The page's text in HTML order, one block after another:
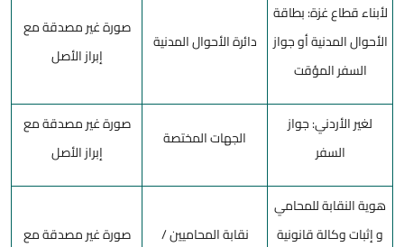
لأبناء قطاع غزة: بطاقة
الأحوال المدنية أو جواز
السفر المؤقت
دائرة الأحوال المدنية
صورة غير مصدقة مع
إبراز الأصل
لغير الأردني: جواز
السفر
الجهات المختصة
صورة غير مصدقة مع
إبراز الأصل
هوية النقابة للمحامي
و إثبات وكالة قانونية
نقابة المحاميين /
صورة غير مصدقة مع